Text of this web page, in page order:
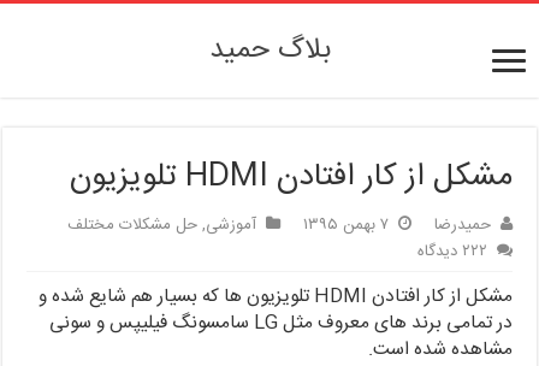
بلاگ حمید
مشکل از کار افتادن HDMI تلویزیون
حمیدرضا ۷ بهمن ۱۳۹۵ آموزشی,حل مشکلات مختلف
۲۲۲ دیدگاه
مشکل از کار افتادن HDMI تلویزیون ها که بسیار هم شایع شده و
در تمامی برند های معروف مثل LG سامسونگ فیلیپس و سونی
مشاهده شده است.